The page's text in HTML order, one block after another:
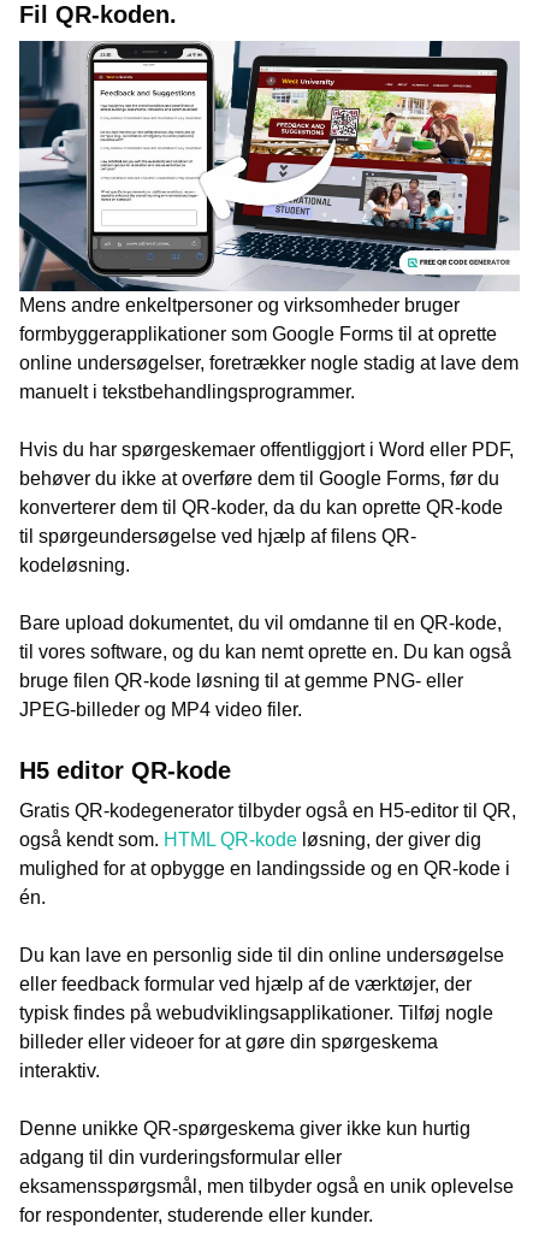
Fil QR-koden.
Mens andre enkeltpersoner og virksomheder bruger
formbyggerapplikationer som Google Forms til at oprette
online undersøgelser, foretrækker nogle stadig at lave dem
manuelt i tekstbehandlingsprogrammer.
Hvis du har spørgeskemaer offentliggjort i Word eller PDF,
behøver du ikke at overføre dem til Google Forms, før du
konverterer dem til QR-koder, da du kan oprette QR-kode
til spørgeundersøgelse ved hjælp af filens QR-
kodeløsning.
Bare upload dokumentet, du vil omdanne til en QR-kode,
til vores software, og du kan nemt oprette en. Du kan også
bruge filen QR-kode løsning til at gemme PNG- eller
JPEG-billeder og MP4 video filer.
H5 editor QR-kode
Gratis QR-kodegenerator tilbyder også en H5-editor til QR,
også kendt som. HTML QR-kode løsning, der giver dig
mulighed for at opbygge en landingsside og en QR-kode i
én.
Du kan lave en personlig side til din online undersøgelse
eller feedback formular ved hjælp af de værktøjer, der
typisk findes på webudviklingsapplikationer. Tilføj nogle
billeder eller videoer for at gøre din spørgeskema
interaktiv.
Denne unikke QR-spørgeskema giver ikke kun hurtig
adgang til din vurderingsformular eller
eksamensspørgsmål, men tilbyder også en unik oplevelse
for respondenter, studerende eller kunder.